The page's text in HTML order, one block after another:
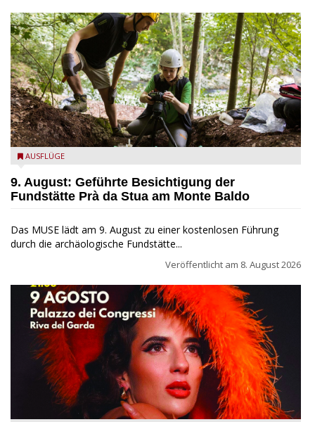
die archäologische Fundstätte Riparo Prà da Stua am Monte
AUSFLÜGE
9. August: Geführte Besichtigung der
Fundstätte Prà da Stua am Monte Baldo
Das MUSE lädt am 9. August zu einer kostenlosen Führung
durch die archäologische Fundstätte...
Veröffentlicht am 8. August 2026